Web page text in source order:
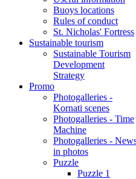
Buoys locations
Rules of conduct
St. Nicholas' Fortress
Sustainable tourism
Sustainable Tourism
Development
Strategy
Promo
Photogalleries -
Kornati scenes
Photogalleries - Time
Machine
Photogalleries -
in photos
Puzzle
Puzzle 1